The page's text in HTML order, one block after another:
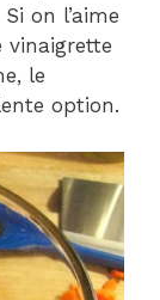
on l’aime
vinaigrette
le
option.